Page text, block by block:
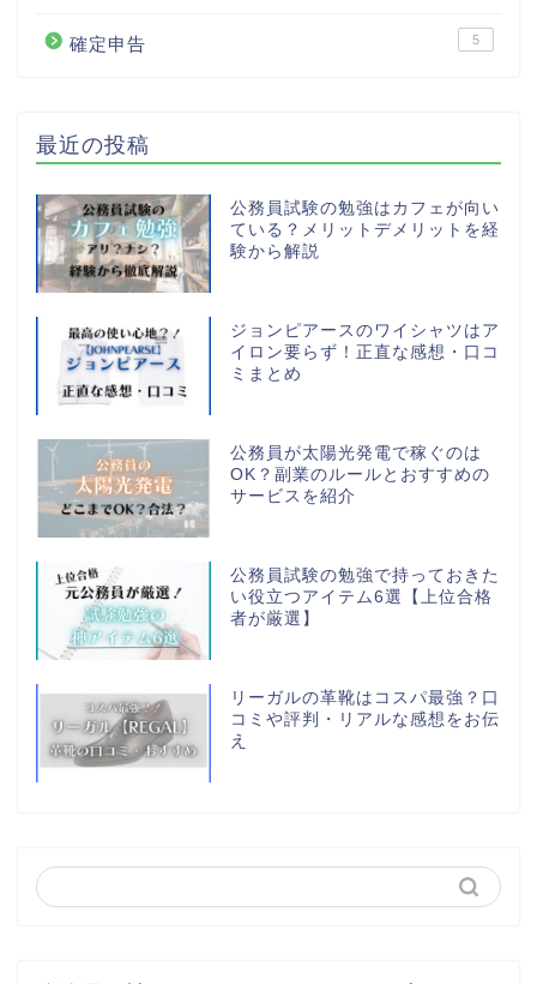
確定申告 5
最近の投稿
公務員試験の勉強はカフェが向い
ている？メリットデメリットを経
験から解説
ジョンピアースのワイシャツはア
イロン要らず！正直な感想・口コ
ミまとめ
公務員が太陽光発電で稼ぐのは
OK？副業のルールとおすすめの
サービスを紹介
公務員試験の勉強で持っておきた
い役立つアイテム6選【上位合格
者が厳選】
リーガルの革靴はコスパ最強？口
コミや評判・リアルな感想をお伝
え